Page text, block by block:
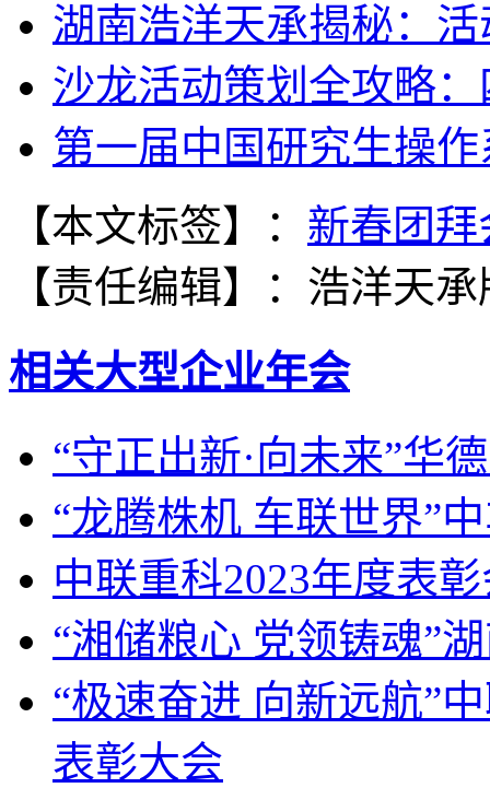
湖南浩洋天承揭秘：
沙龙活动策划全攻略
第一届中国研究生操
【本文标签】： 新春团拜
【责任编辑】： 浩洋天承
相关大型企业年会
“守正出新·向未来”华
“龙腾株机 车联世界”
中联重科2023年度表
“湘储粮心 党领铸魂”
“极速奋进 向新远航”
表彰大会